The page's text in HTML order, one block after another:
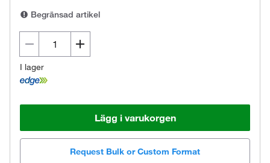
Begränsad artikel
I lager
Lägg i varukorgen
Request Bulk or Custom Format